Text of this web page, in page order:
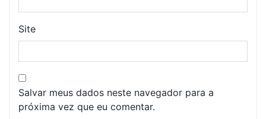
Site
Salvar meus dados neste navegador para a
próxima vez que eu comentar.